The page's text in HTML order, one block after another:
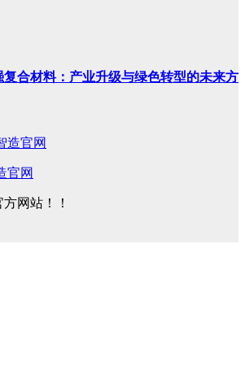
合材料：产业升级与绿色转型的未来方
官网
网站！！